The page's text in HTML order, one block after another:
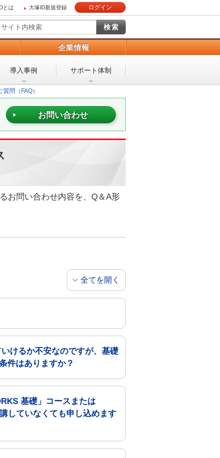
とは 大塚ID新規登録 ログイン
企業情報
導入事例 サポート体制
問（FAQ）
お問い合わせ
お問い合わせ内容を、Q＆A形
全てを開く
けるか不安なのですが、基礎
件はありますか？
基礎」コースまたは
していなくても申し込めます